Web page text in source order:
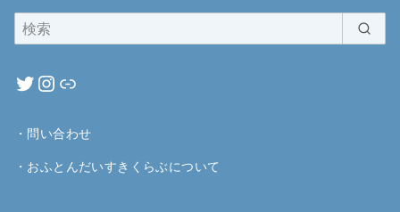
・ 問い合わせ
・ おふとんだいすきくらぶについて